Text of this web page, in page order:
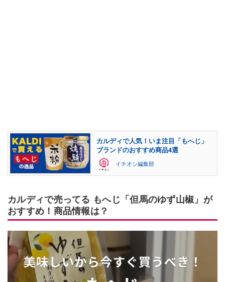
カルディで人気！いま注目「もへじ」
ブランドのおすすめ商品4選
イチオシ編集部
カルディで売ってる もへじ「但馬のゆず山椒」が
おすすめ！商品情報は？